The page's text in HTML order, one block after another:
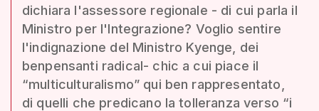
dichiara l'assessore regionale - di cui parla il
Ministro per l'Integrazione? Voglio sentire
l'indignazione del Ministro Kyenge, dei
benpensanti radical- chic a cui piace il
“multiculturalismo” qui ben rappresentato,
di quelli che predicano la tolleranza verso “i